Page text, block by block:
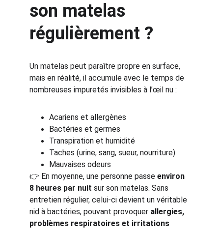
son matelas
régulièrement ?
Un matelas peut paraître propre en surface,
mais en réalité, il accumule avec le temps de
nombreuses impuretés invisibles à l’œil nu :
Acariens et allergènes
Bactéries et germes
Transpiration et humidité
Taches (urine, sang, sueur, nourriture)
Mauvaises odeurs
👉 En moyenne, une personne passe environ
8 heures par nuit sur son matelas. Sans
entretien régulier, celui-ci devient un véritable
nid à bactéries, pouvant provoquer allergies,
problèmes respiratoires et irritations